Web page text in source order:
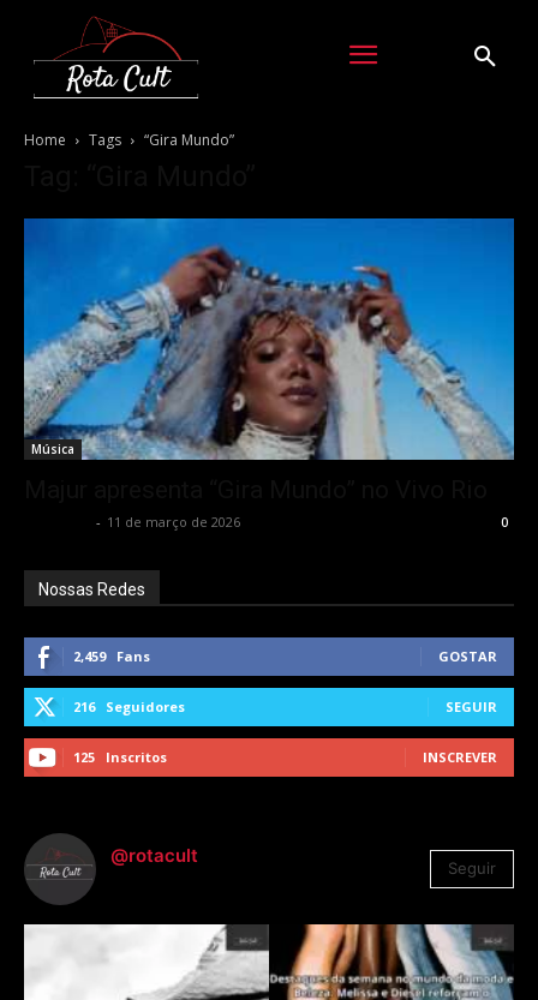
Home Tags “Gira Mundo”
Música
- 11 de março de 2026 0
Nossas Redes
2,459 Fans GOSTAR
216 Seguidores SEGUIR
125 Inscritos INSCREVER
@rotacult
Seguir